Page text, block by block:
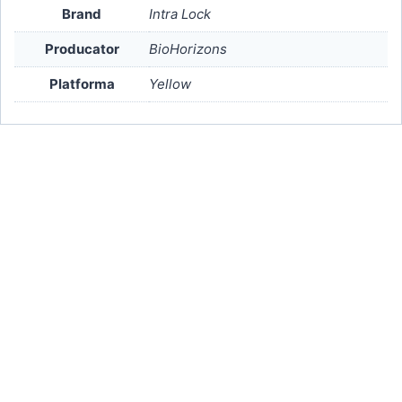
Brand Intra Lock
Producator BioHorizons
Platforma Yellow